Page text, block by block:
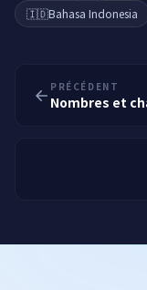
🇮🇩Bahasa Indonesia
PRÉCÉDENT
Nombres et